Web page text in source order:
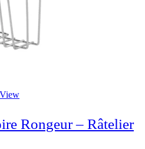
Rongeur – Râtelier